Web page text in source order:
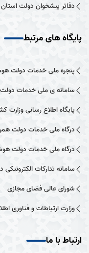
دفاتر پیشخوان دولت
پایگاه های مرتبط
پنجره ملی خدمات دولت
سامانه ی ملی خدمات دولت
پایگاه اطلاع رسانی وزارت
درگاه ملی خدمات دولت
درگاه ملی خدمات دولت
سامانه تدارکات
شورای عالی فضای مجازی
وزارت ارتباطات و فناوری
ارتباط با ما